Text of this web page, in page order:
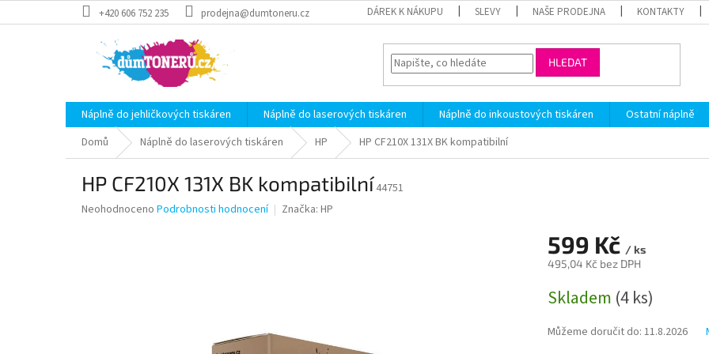
na
+420 606 752 235 prodejna@dumtoneru.cz DÁREK K NÁKUPU SLEVY NAŠE PRODEJNA KONTAKTY
HLEDAT
Náplně do jehličkových tiskáren Náplně do laserových tiskáren Náplně do inkoustových tiskáren Ostatní náplně
Domů
Náplně do laserových tiskáren HP HP CF210X 131X BK kompatibilní
HP CF210X 131X BK kompatibilní 44751
Průměrné
Neohodnoceno Podrobnosti hodnocení Značka: HP
599 Kč / ks
495,04 Kč bez DPH
cena:
Skladem (4 ks)
Můžeme doručit do: 11.8.2026